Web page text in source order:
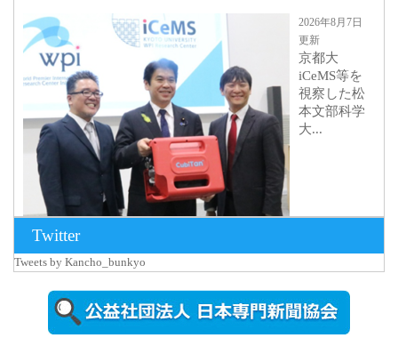
2026年8月7日
更新
京都大
iCeMS等を
視察した松
本文部科学
大...
2026年8月5日
更新
農工大で大
Twitter
Tweets by Kancho_bunkyo